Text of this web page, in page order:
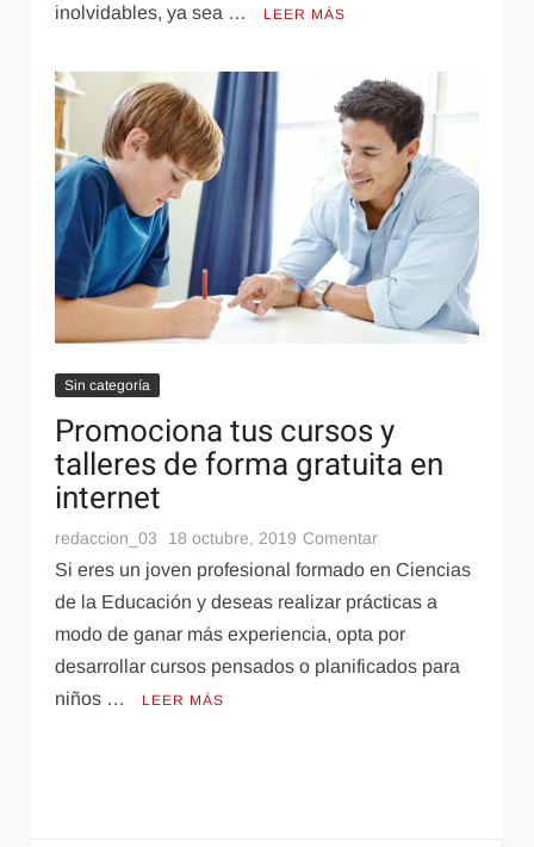
Motor 9 junio, 2022
¿Cómo trabajan juntas las diferentes partes del
motor de un coche para producir energía?
Cultura Sociedad Internet Negocios 19 diciembre, 2021
Cómo identificar el público adecuado para tu
próximo evento
Tenerife,
España
inolvidables, ya sea …
LEER MÁS
Sin categoría
Promociona tus cursos y
talleres de forma gratuita en
internet
redaccion_03 18 octubre, 2019 Comentaren
Promociona
cursos
y
talleres
Si eres un joven profesional formado en Ciencias
de la Educación y deseas realizar prácticas a
modo de ganar más experiencia, opta por
desarrollar cursos pensados o planificados para
niños …
LEER MÁS